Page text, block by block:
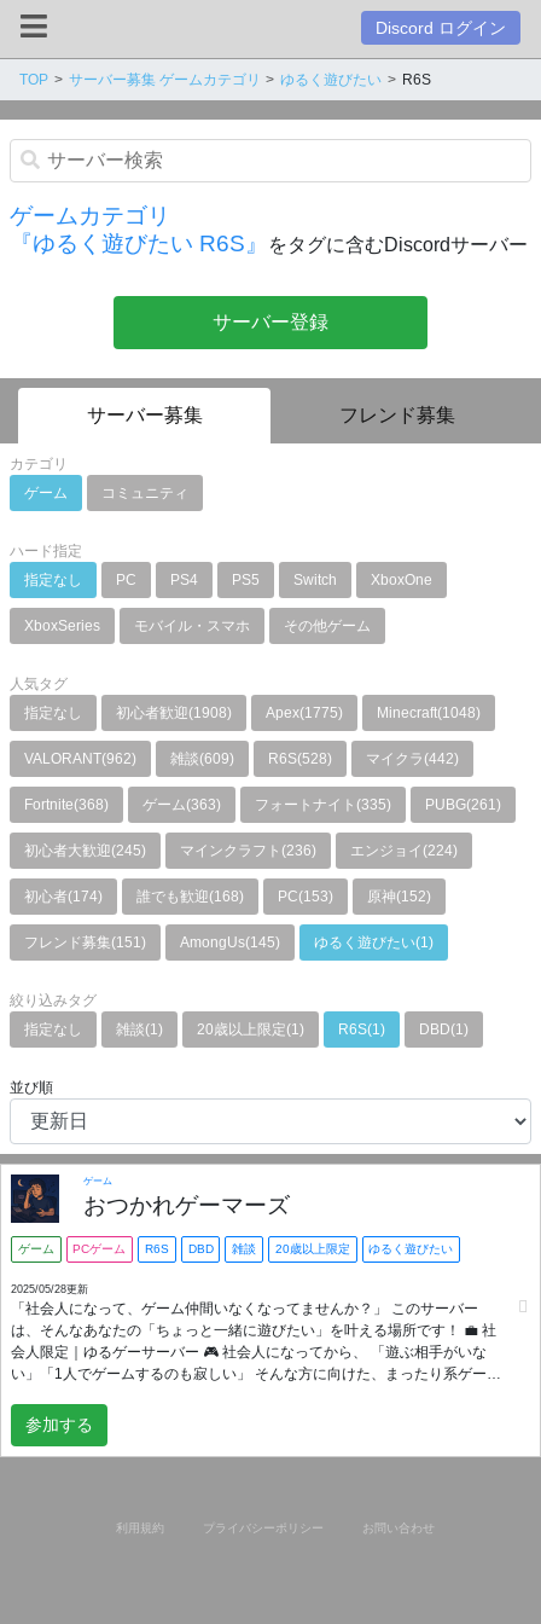
Discord ログイン
TOP サーバー募集 ゲームカテゴリ ゆるく遊びたい R6S
ゲームカテゴリ
『ゆるく遊びたい R6S』
をタグに含むDiscordサーバー
サーバー登録
サーバー募集 フレンド募集
カテゴリ
ゲーム
コミュニティ
ハード指定
指定なし
PC PS4 PS5 Switch XboxOne
XboxSeries モバイル・スマホ その他ゲーム
人気タグ
指定なし
初心者歓迎(1908) Apex(1775) Minecraft(1048)
VALORANT(962) 雑談(609) R6S(528) マイクラ(442)
Fortnite(368) ゲーム(363) フォートナイト(335) PUBG(261)
初心者大歓迎(245) マインクラフト(236) エンジョイ(224)
初心者(174) 誰でも歓迎(168) PC(153) 原神(152)
フレンド募集(151) AmongUs(145) ゆるく遊びたい(1)
絞り込みタグ
指定なし
雑談(1) 20歳以上限定(1) R6S(1) DBD(1)
並び順
ゲーム
おつかれゲーマーズ
ゲーム PCゲーム R6S DBD 雑談 20歳以上限定 ゆるく遊びたい
2025/05/28更新
「社会人になって、ゲーム仲間いなくなってませんか？」 このサーバー
は、そんなあなたの「ちょっと一緒に遊びたい」を叶える場所です！ 💼 社
会人限定｜ゆるゲーサーバー 🎮 社会人になってから、 「遊ぶ相手がいな
い」「1人でゲームするのも寂しい」 そんな方に向けた、まったり系ゲーム
す！） Rainbow Six Siege Dead by Daylight FINAL FANTASY XIV 追加ゲ
ーム部屋‼️ ボードゲーム系 （Dominionやウイングスパン等） Rocket
League 🌟 このサーバーの特徴 🎂 20歳以上＆社会人限定！ ⏰ IN・OUT自
ーだけ守ればOK！ 🎉 一緒にサーバーを盛り上げてくれる人も募集中！ –
参加する
利用規約 プライバシーポリシー お問い合わせ